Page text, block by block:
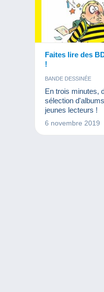
Faites lire des
!
BANDE DESSINÉE
En trois minutes,
sélection
jeunes lecteurs !
6 novembre 2019